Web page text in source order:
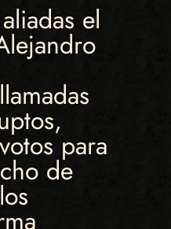
el
para
de